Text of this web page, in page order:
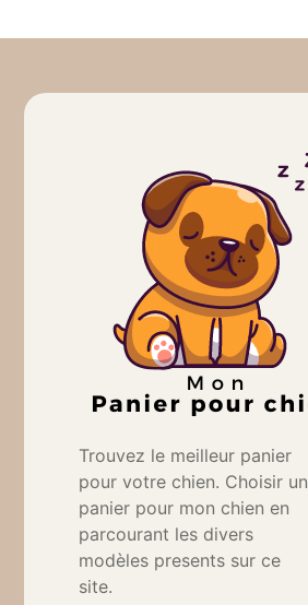
Trouvez le meilleur panier
pour votre chien. Choisir un
panier pour mon chien en
parcourant les divers
modèles presents sur ce
site.